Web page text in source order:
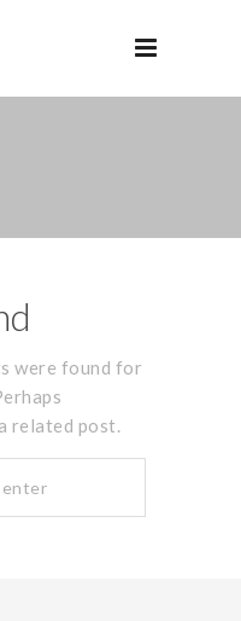
were found for
related post.